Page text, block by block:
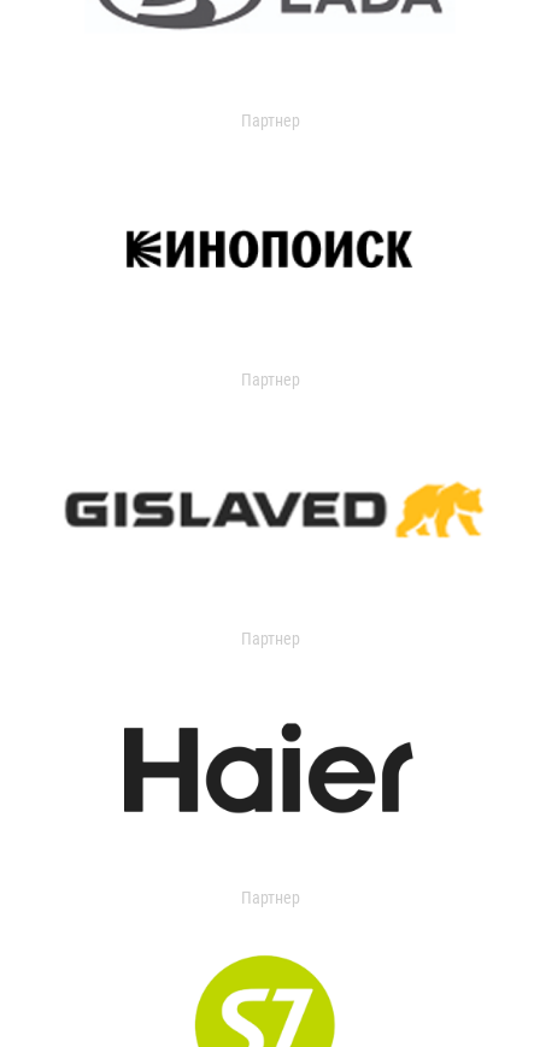
Партнер
Партнер
Партнер
Партнер